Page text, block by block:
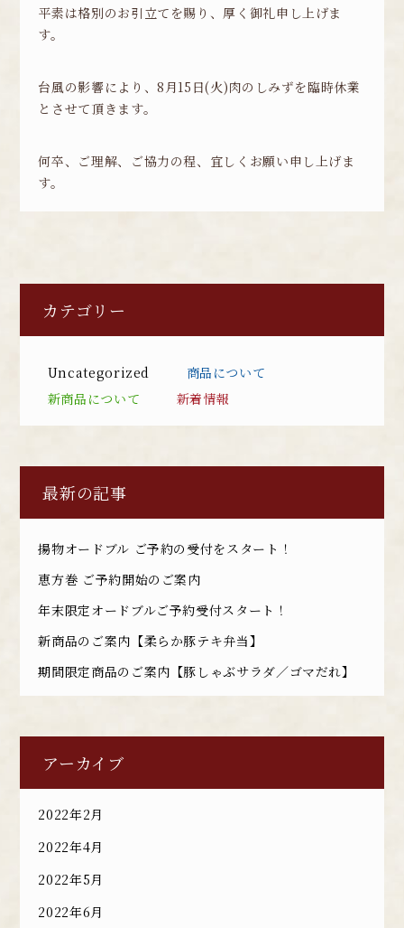
平素は格別のお引立てを賜り、厚く御礼申し上げま
す。
台風の影響により、8月15日(火)肉のしみずを臨時休業
とさせて頂きます。
何卒、ご理解、ご協力の程、宜しくお願い申し上げま
す。
カテゴリー
Uncategorized
商品について
新商品について
新着情報
最新の記事
揚物オードブル ご予約の受付をスタート！
恵方巻 ご予約開始のご案内
年末限定オードブルご予約受付スタート！
新商品のご案内【柔らか豚テキ弁当】
期間限定商品のご案内【豚しゃぶサラダ／ゴマだれ】
アーカイブ
2022年2月
2022年4月
2022年5月
2022年6月